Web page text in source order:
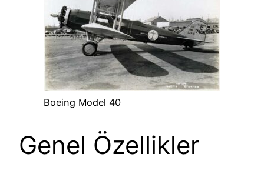
Boeing Model 40
Genel Özellikler